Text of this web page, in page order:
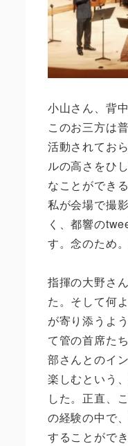
小山さん、背
このお三方は
活動されてお
ルの高さをひ
なことができ
私が会場で撮
く、都響の
す。念のため。
指揮の大野さ
た。そして何
が寄り添うよ
て管の首席た
部さんとのイ
楽しむという
した。正直、
の経験の中で
することがで